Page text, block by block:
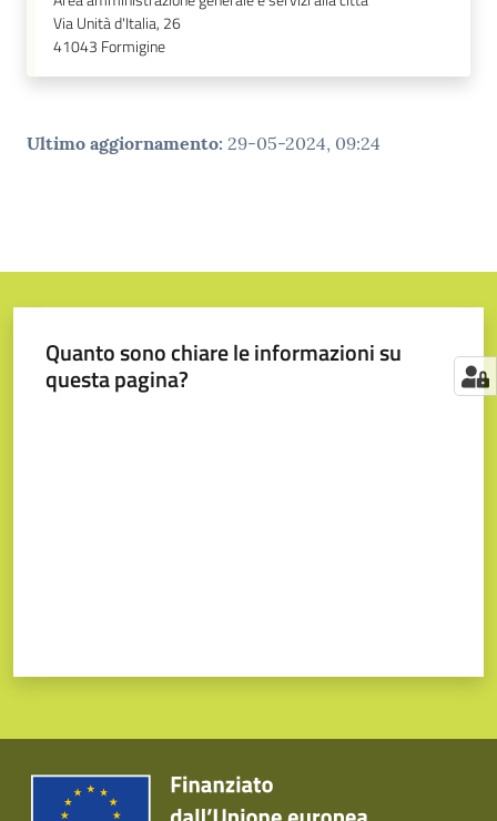
Via Unità d'Italia, 26
41043 Formigine
Ultimo aggiornamento: 29-05-2024, 09:24
Quanto sono chiare le informazioni su
questa pagina?